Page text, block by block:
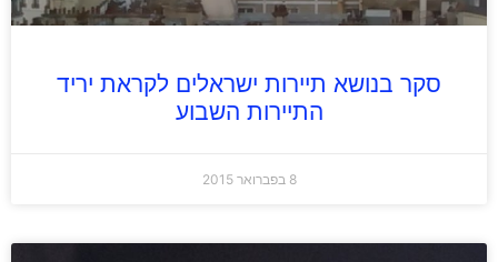
סקר בנושא תיירות ישראלים לקראת יריד
התיירות השבוע
8 בפברואר 2015